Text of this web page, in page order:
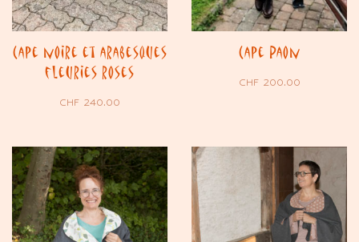
Cape noire et arabesques
fleuries roses
CHF 240.00
Cape Paon
CHF200.00